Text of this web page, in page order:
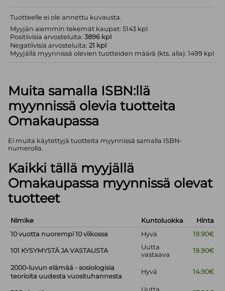
Tuotteelle ei ole annettu kuvausta.
Myyjän aiemmin tekemät kaupat: 5143 kpl
Positiivisia arvosteluita:3896 kpl
Negatiivisia arvosteluita:21 kpl
Myyjällä myynnissä olevien tuotteiden määrä (kts. alla): 1499 kpl
Muita samalla ISBN:llä
myynnissä olevia tuotteita
Omakaupassa
Ei muita käytettyjä tuotteita myynnissä samalla ISBN-
numerolla.
Kaikki tällä myyjällä
Omakaupassa myynnissä olevat
tuotteet
Nimike Kuntoluokka
Hinta
10 vuotta nuorempi 10 viikossa
Hyvä 19.90€
101 KYSYMYSTÄ JA VASTAUSTA
Uutta
vastaava
19.90€
2000-luvun elämää - sosiologisia
teorioita uudesta vuosituhannesta
Hyvä 14.90€
Uutta